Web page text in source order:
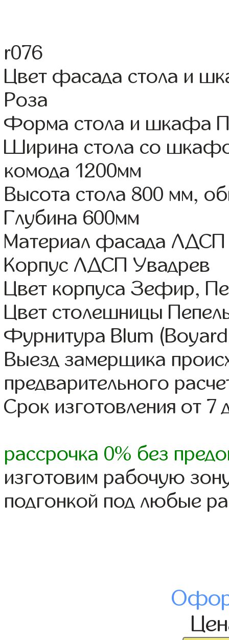
r076
Цвет фасада стола и
Роза
Форма стола и шкафа
Ширина стола со
комода 1200мм
Высота стола 800 мм,
Глубина 600мм
Материал фасада ЛДСП
Корпус ЛДСП Увадрев
Цвет корпуса Зефир,
Цвет столешницы
Фурнитура Blum
Выезд замерщика
предварительного
Срок изготовления от 7
рассрочка 0% без
изготовим рабочую
подгонкой под любые